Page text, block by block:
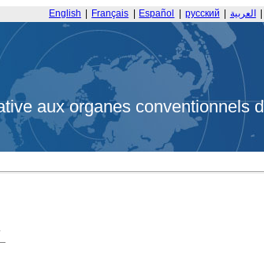
English Français Español русский العربية
aux organes conventionnels